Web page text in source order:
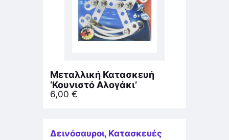
Μεταλλική Κατασκευή
‘Κουνιστό Αλογάκι’
6,00 €
Δεινόσαυροι, Κατασκευές